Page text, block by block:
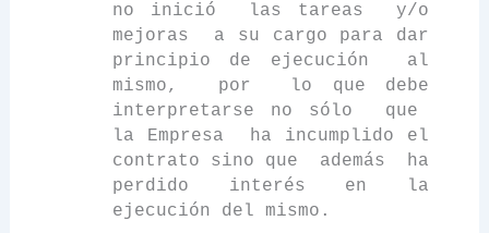
no inició las tareas
y/o
mejoras
a su cargo para dar
principio de ejecución
al
mismo,
por
lo que debe
interpretarse no sólo
que
la Empresa
ha incumplido el
contrato sino que
además
ha
perdido interés en la
ejecución del mismo.